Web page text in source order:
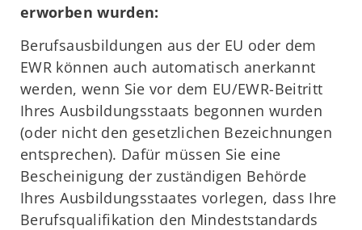
erworben wurden:
Berufsausbildungen aus der EU oder dem
EWR können auch automatisch anerkannt
werden, wenn Sie vor dem EU/EWR-Beitritt
Ihres Ausbildungsstaats begonnen wurden
(oder nicht den gesetzlichen Bezeichnungen
entsprechen). Dafür müssen Sie eine
Bescheinigung der zuständigen Behörde
Ihres Ausbildungsstaates vorlegen, dass Ihre
Berufsqualifikation den Mindeststandards